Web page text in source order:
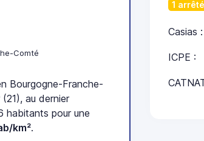
Comté
Bourgogne-Franche-
au dernier
habitants pour une
km².
1
Casias :
ICPE :